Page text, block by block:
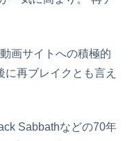
画サイトへの積極的
に再ブレイクとも言え
Sabbathなどの70年